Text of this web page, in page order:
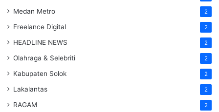
Medan Metro 2
Freelance Digital 2
HEADLINE NEWS 2
Olahraga & Selebriti 2
Kabupaten Solok 2
Lakalantas 2
RAGAM 2